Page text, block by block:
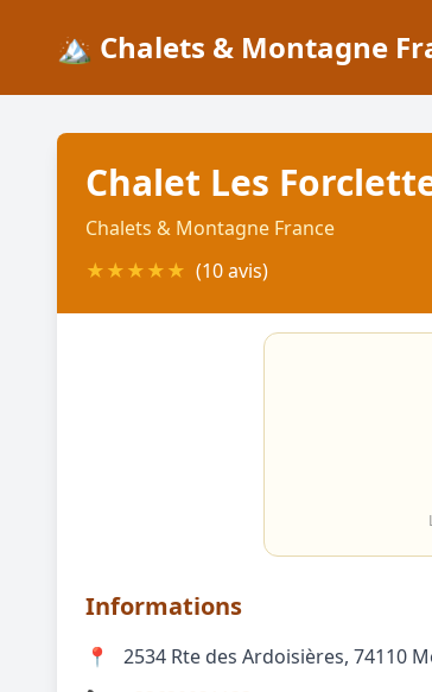
🏔️ Chalets & Montagne
Chalet Les
Chalets & Montagne France
★★★★★ (10 avis)
Informations
📍
2534 Rte des Ardoisières, 74110